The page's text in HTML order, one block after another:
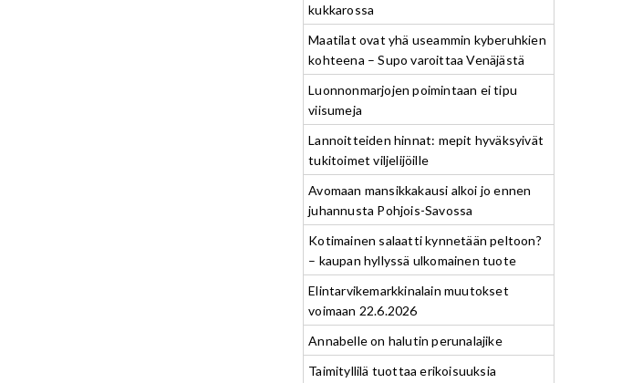
kukkarossa
Maatilat ovat yhä useammin kyberuhkien
kohteena – Supo varoittaa Venäjästä
Luonnonmarjojen poimintaan ei tipu
viisumeja
Lannoitteiden hinnat: mepit hyväksyivät
tukitoimet viljelijöille
Avomaan mansikkakausi alkoi jo ennen
juhannusta Pohjois-Savossa
Kotimainen salaatti kynnetään peltoon?
– kaupan hyllyssä ulkomainen tuote
Elintarvikemarkkinalain muutokset
voimaan 22.6.2026
Annabelle on halutin perunalajike
Taimityllilä tuottaa erikoisuuksia